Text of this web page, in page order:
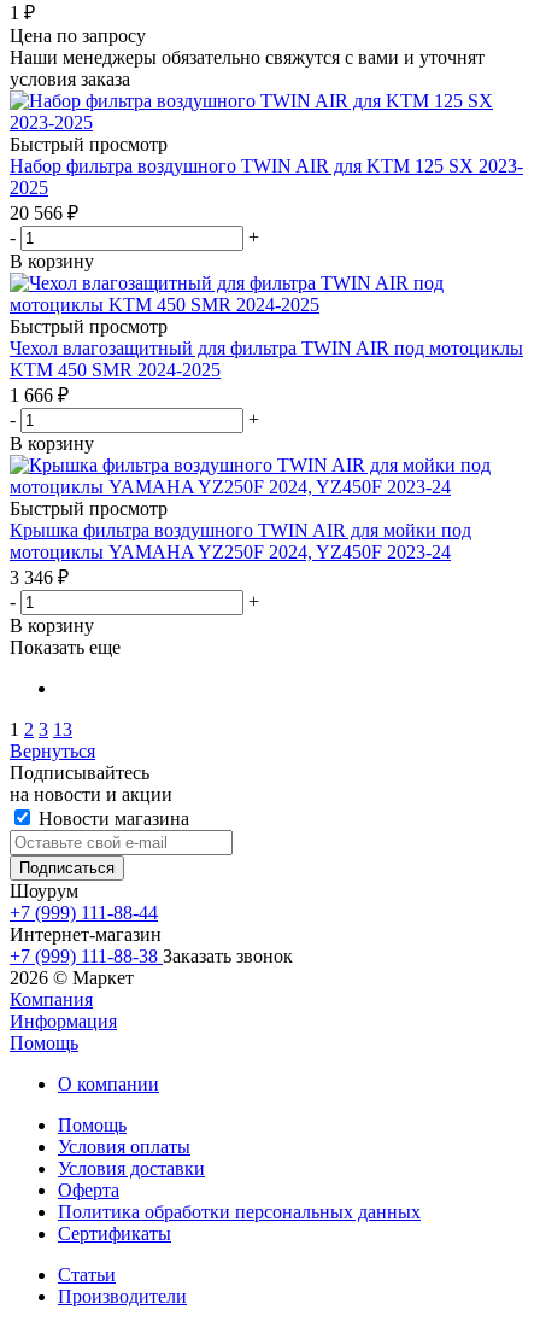
1 ₽
Цена по запросу
Наши менеджеры обязательно свяжутся с вами и уточнят
условия заказа
Быстрый просмотр
Набор фильтра воздушного TWIN AIR для KTM 125 SX 2023-
2025
20 566 ₽
-
+
В корзину
Быстрый просмотр
Чехол влагозащитный для фильтра TWIN AIR под мотоциклы
KTM 450 SMR 2024-2025
1 666 ₽
-
+
В корзину
Быстрый просмотр
Крышка фильтра воздушного TWIN AIR для мойки под
мотоциклы YAMAHA YZ250F 2024, YZ450F 2023-24
3 346 ₽
-
+
В корзину
Показать еще
1 2 3 13
Вернуться
Подписывайтесь
на новости и акции
Новости магазина
Шоурум
+7 (999) 111-88-44
Интернет-магазин
+7 (999) 111-88-38 Заказать звонок
2026 © Маркет
Компания
Информация
Помощь
О компании
Помощь
Условия оплаты
Условия доставки
Оферта
Политика обработки персональных данных
Сертификаты
Статьи
Производители